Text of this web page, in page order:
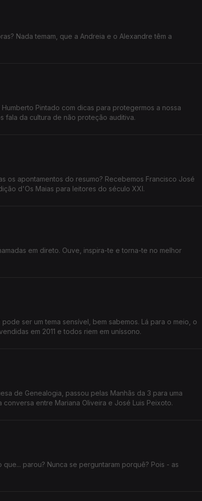
Nada temam, que a Andreia e o Alexandre têm a
Pintado com dicas para protegermos a nossa
fala da cultura de não proteção auditiva.
os apontamentos do resumo? Recebemos Francisco José
d'Os Maias para leitores do século XXI.
em direto. Ouve, inspira-te e torna-te no melhor
ser um tema sensível, bem sabemos. Lá para o meio, o
em 2011 e todos riem em uníssono.
de Genealogia, passou pelas Manhãs da 3 para uma
entre Mariana Oliveira e José Luis Peixoto.
parou? Nunca se perguntaram porquê? Pois - as